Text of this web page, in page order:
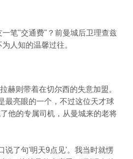
笔"交通费"？前曼城后卫理查兹
人知的温馨过往。
则带着在切尔西的失意加盟。
最亮眼的一个，不过这位天才球
他的专属司机，从曼城来的老将
了句'明天9点见'。我当时就愣